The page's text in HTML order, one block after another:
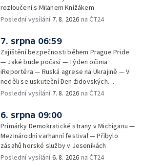
rozloučení s Milanem Knížákem
Poslední vysílání 7. 8. 2026 na ČT24
7. srpna 06:59
Zajištění bezpečnosti během Prague Pride
— Jaké bude počasí — Týden očima
iReportéra — Ruská agrese na Ukrajině — V
neděli se uskuteční Den židovských
památek — Vila Tugendhat slaví 25 let na
atletice 2026 — Výzkum: epidemie digitálních
závislostí je mýtus — Demolice vyhořelé
výškové budovy ve Zlíně
Poslední vysílání 7. 8. 2026 na ČT24
6. srpna 09:00
Primárky Demokratické strany v Michiganu —
Mezinárodní varhanní festival — Přibylo
zásahů horské služby v Jeseníkách
Poslední vysílání6. 8. 2026 na ČT24